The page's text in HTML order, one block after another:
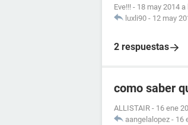
Eve!!! - 18 may 2014 a
luxli90 - 12 may
2 respuestas
como saber
ALLISTAIR - 16 ene
aangelalopez - 16